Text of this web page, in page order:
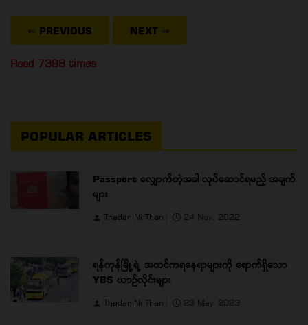
⇐ PREVIOUS NEXT ⇒
Read 7398 times
POPULAR ARTICLES
Passport လျှောက်တဲ့အခါ လုပ်ဆောင်ရမည့် အချက်
များ
Thadar Ni Than 24 Nov, 2022
ရန်ကုန်မြို့ရဲ့ အထင်ကရနေရာများကို ရောက်ရှိသော
YBS ယာဉ်လိုင်းများ
Thadar Ni Than 23 May, 2023